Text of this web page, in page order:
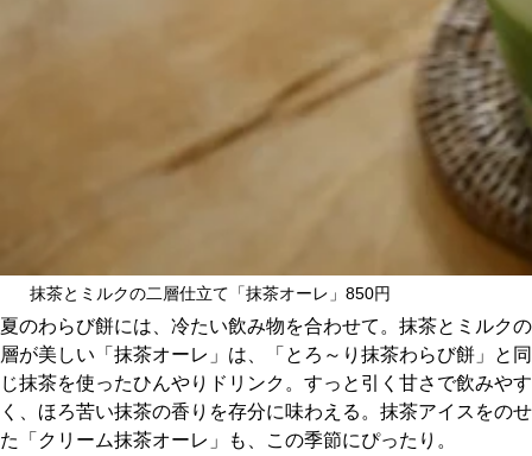
抹茶とミルクの二層仕立て「抹茶オーレ」850円
夏のわらび餅には、冷たい飲み物を合わせて。抹茶とミルクの
層が美しい「抹茶オーレ」は、「とろ～り抹茶わらび餅」と同
じ抹茶を使ったひんやりドリンク。すっと引く甘さで飲みやす
く、ほろ苦い抹茶の香りを存分に味わえる。抹茶アイスをのせ
た「クリーム抹茶オーレ」も、この季節にぴったり。